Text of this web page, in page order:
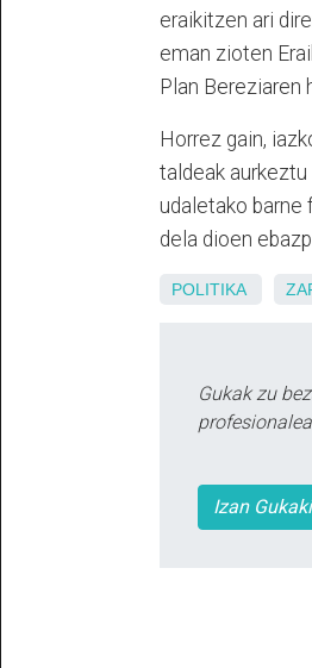
eraikitzen ari
eman zioten
Plan Bereziaren
Horrez gain,
taldeak
udaletako barne
dela dioen
POLITIKA
Gukak zu
Izan